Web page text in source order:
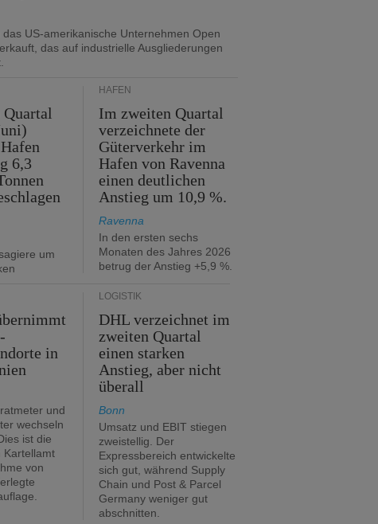
das US-amerikanische Unternehmen Open
das auf industrielle Ausgliederungen
6,3
um
HÄFEN
Im zweiten Quartal
verzeichnete der
Güterverkehr im
Hafen von Ravenna
einen deutlichen
Anstieg um 10,9 %.
Ravenna
In den ersten sechs
Monaten des Jahres 2026
betrug der Anstieg +5,9 %.
in
und
wechseln
ist die
Kartellamt
von
LOGISTIK
DHL verzeichnet im
zweiten Quartal
einen starken
Anstieg, aber nicht
überall
Bonn
Umsatz und EBIT stiegen
zweistellig. Der
Expressbereich entwickelte
sich gut, während Supply
Chain und Post & Parcel
Germany weniger gut
abschnitten.